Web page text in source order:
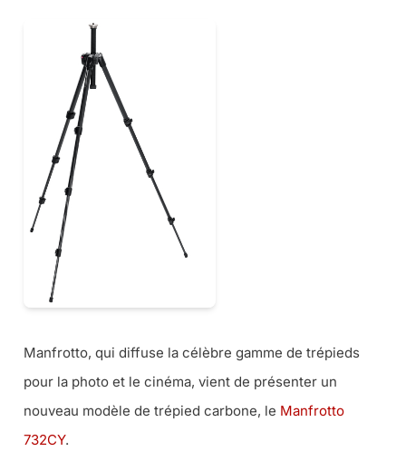
Manfrotto, qui diffuse la célèbre gamme de trépieds
pour la photo et le cinéma, vient de présenter un
nouveau modèle de trépied carbone, le Manfrotto
732CY.